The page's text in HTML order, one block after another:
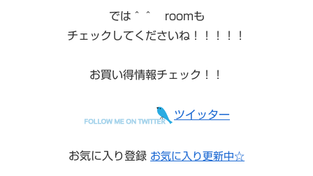
では＾＾ roomも
チェックしてくださいね！！！！！
お買い得情報チェック！！
ツイッター
お気に入り登録 お気に入り更新中☆